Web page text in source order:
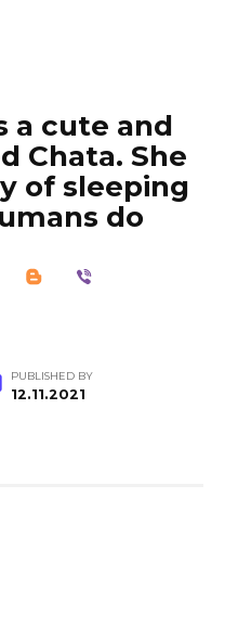
a cute and
Chata. She
of sleeping
do
PUBLISHED BY
12.11.2021